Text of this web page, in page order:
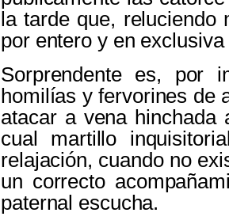
la tarde que, reluciendo
por entero y en
Sorprendente es, por
homilías y fervorines de
atacar a vena hinchada
cual martillo
relajación, cuando no
un correcto
paternal escucha.